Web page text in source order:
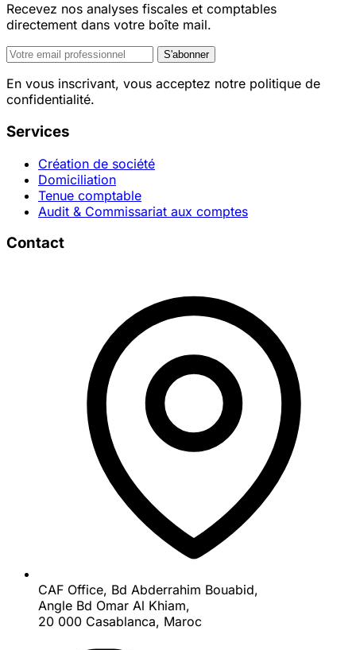
Recevez nos analyses fiscales et comptables
directement dans votre boîte mail.
S'abonner
En vous inscrivant, vous acceptez notre politique de
confidentialité.
Services
Création de société
Domiciliation
Tenue comptable
Audit & Commissariat aux comptes
Contact
CAF Office, Bd Abderrahim Bouabid,
Angle Bd Omar Al Khiam,
20 000 Casablanca, Maroc